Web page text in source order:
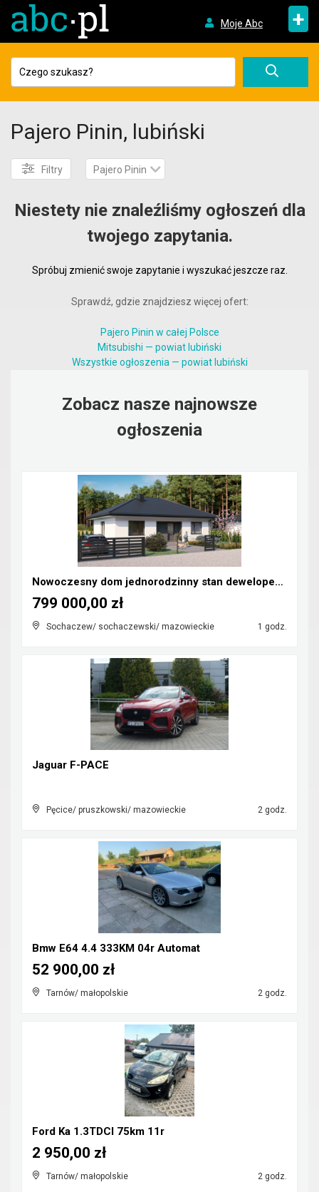
Moje Abc +
Pajero Pinin, lubiński
Filtry Pajero Pinin
Niestety nie znaleźliśmy ogłoszeń dla
twojego zapytania.
Spróbuj zmienić swoje zapytanie i wyszukać jeszcze raz.
Sprawdź, gdzie znajdziesz więcej ofert:
Pajero Pinin w całej Polsce
Mitsubishi — powiat lubiński
Wszystkie ogłoszenia — powiat lubiński
Zobacz nasze najnowsze
ogłoszenia
Nowoczesny dom jednorodzinny stan deweloperski
Sochaczew/ sochaczewski/ mazowieckie 1 godz.
799 000,00 zł
Jaguar F-PACE
Pęcice/ pruszkowski/ mazowieckie 2 godz.
Bmw E64 4.4 333KM 04r Automat
Tarnów/ małopolskie 2 godz.
52 900,00 zł
Ford Ka 1.3TDCI 75km 11r
Tarnów/ małopolskie 2 godz.
2 950,00 zł